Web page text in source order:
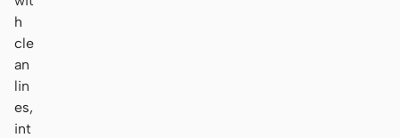
h
cle
an
lin
es,
int